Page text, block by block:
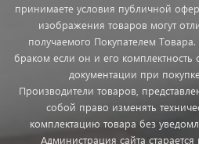
принимаете условия публичной
изображения товаров могут
получаемого Покупателем Товара.
браком если он и его комплектность
документации при
Производители товаров,
собой право изменять
комплектацию товара без
Администрация сайта